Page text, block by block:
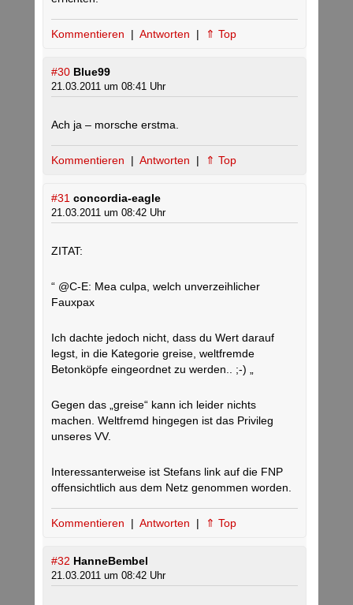
Kommentieren | Antworten | ⇑ Top
#30 Blue99
21.03.2011 um 08:41 Uhr
Ach ja – morsche erstma.
Kommentieren | Antworten | ⇑ Top
#31 concordia-eagle
21.03.2011 um 08:42 Uhr
ZITAT:
“ @C-E: Mea culpa, welch unverzeihlicher
Fauxpax
Ich dachte jedoch nicht, dass du Wert darauf
legst, in die Kategorie greise, weltfremde
Betonköpfe eingeordnet zu werden.. ;-) „
Gegen das „greise“ kann ich leider nichts
machen. Weltfremd hingegen ist das Privileg
unseres VV.
Interessanterweise ist Stefans link auf die FNP
offensichtlich aus dem Netz genommen worden.
Kommentieren | Antworten | ⇑ Top
#32 HanneBembel
21.03.2011 um 08:42 Uhr